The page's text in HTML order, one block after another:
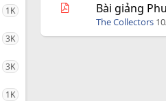
1K
3K
3K
1K
n
Bài giảng
The Collectors